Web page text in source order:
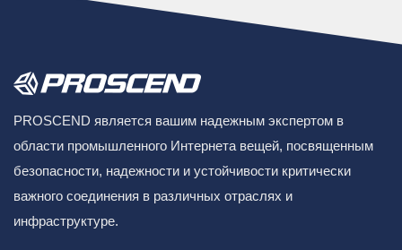
PROSCEND является вашим надежным экспертом в
области промышленного Интернета вещей, посвященным
безопасности, надежности и устойчивости критически
важного соединения в различных отраслях и
инфраструктуре.